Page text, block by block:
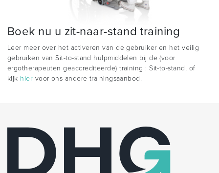
Boek nu u zit-naar-stand training
Leer meer over het activeren van de gebruiker en het veilig
gebruiken van Sit-to-stand hulpmiddelen bij de (voor
ergotherapeuten geaccrediteerde) training : Sit-to-stand, of
kijk hier voor ons andere trainingsaanbod.